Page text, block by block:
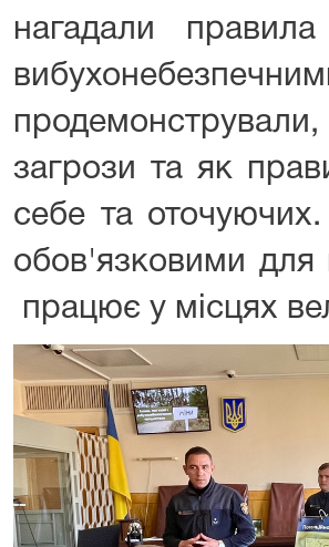
нагадали
загрози та як
себе та
обов'язковими для
працює у місцях